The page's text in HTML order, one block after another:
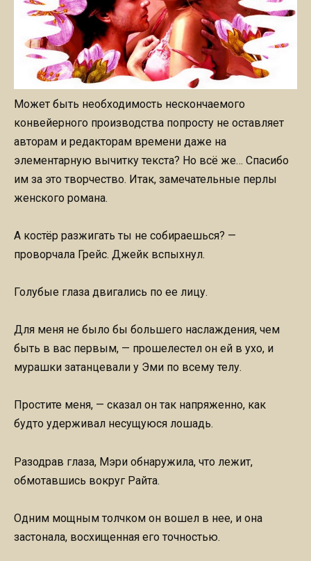
Может быть необходимость нескончаемого
конвейерного производства попросту не оставляет
авторам и редакторам времени даже на
элементарную вычитку текста? Но всё же… Спасибо
им за это творчество. Итак, замечательные перлы
женского романа.
А костёр разжигать ты не собираешься? —
проворчала Грейс. Джейк вспыхнул.
Голубые глаза двигались по ее лицу.
Для меня не было бы большего наслаждения, чем
быть в вас первым, — прошелестел он ей в ухо, и
мурашки затанцевали у Эми по всему телу.
Простите меня, — сказал он так напряженно, как
будто удерживал несущуюся лошадь.
Разодрав глаза, Мэри обнаружила, что лежит,
обмотавшись вокруг Райта.
Одним мощным толчком он вошел в нее, и она
застонала, восхищенная его точностью.